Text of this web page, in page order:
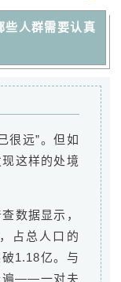
些人群需要认真
很远”。但如
这样的处境
数据显示，
占总人口的
1.18亿。与
遍——一对夫